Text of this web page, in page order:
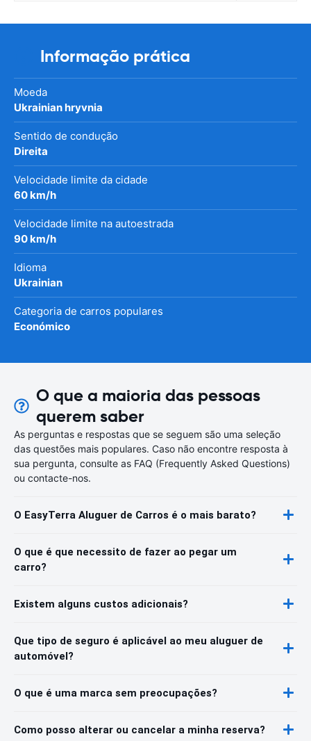
Informação prática
Moeda
Ukrainian hryvnia
Sentido de condução
Direita
Velocidade limite da cidade
60 km/h
Velocidade limite na autoestrada
90 km/h
Idioma
Ukrainian
Categoria de carros populares
Económico
O que a maioria das pessoas
querem saber
As perguntas e respostas que se seguem são uma seleção
das questões mais populares. Caso não encontre resposta à
sua pergunta, consulte as FAQ (Frequently Asked Questions)
ou contacte-nos.
O EasyTerra Aluguer de Carros é o mais barato?
O que é que necessito de fazer ao pegar um
carro?
Existem alguns custos adicionais?
Que tipo de seguro é aplicável ao meu aluguer de
automóvel?
O que é uma marca sem preocupações?
Como posso alterar ou cancelar a minha reserva?